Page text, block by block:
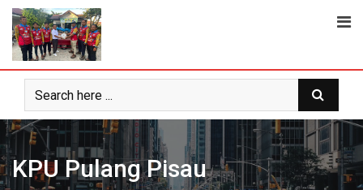
Skip
content
KPU Pulang Pisau